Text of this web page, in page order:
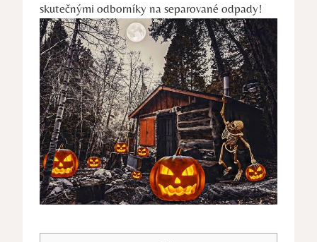
skutečnými odborníky na separované odpady!